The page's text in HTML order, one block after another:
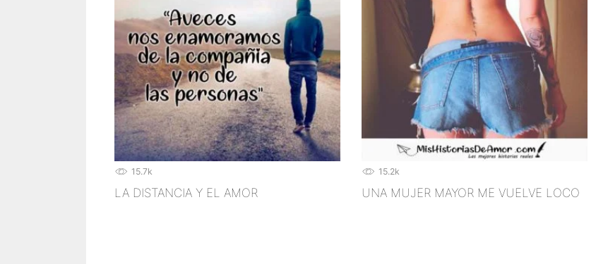
15.7k
LA DISTANCIA Y EL AMOR
15.2k
UNA MUJER MAYOR ME VUELVE LOCO